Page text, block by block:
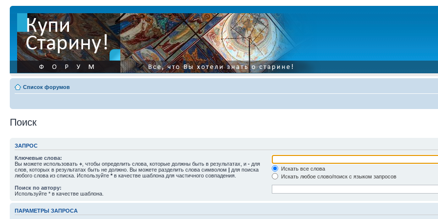
Список форумов
Поиск
ЗАПРОС
Ключевые слова:
Вы можете использовать + , чтобы определить слова, которые должны быть в результатах, и - для
слов, которых в результатах быть не должно. Вы можете разделить слова символом | для поиска
любого слова из списка. Используйте * в качестве шаблона для частичного совпадения.
Искать все слова
Искать любое слово/поиск с языком запросов
Поиск по автору:
Используйте * в качестве шаблона.
ПАРАМЕТРЫ ЗАПРОСА